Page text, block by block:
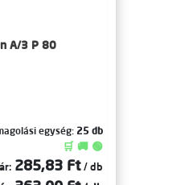
A/3 P 80
egység: 25 db
🛒 🚚 🟢
285,83 Ft / db